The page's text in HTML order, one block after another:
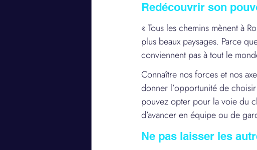
Redécouvrir son
« Tous les chemins mènent à
plus beaux paysages. Parce
conviennent pas à tout le
Connaître nos forces et nos
donner l’opportunité de
pouvez opter pour la voie du
d’avancer en équipe ou de
Ne pas laisser les